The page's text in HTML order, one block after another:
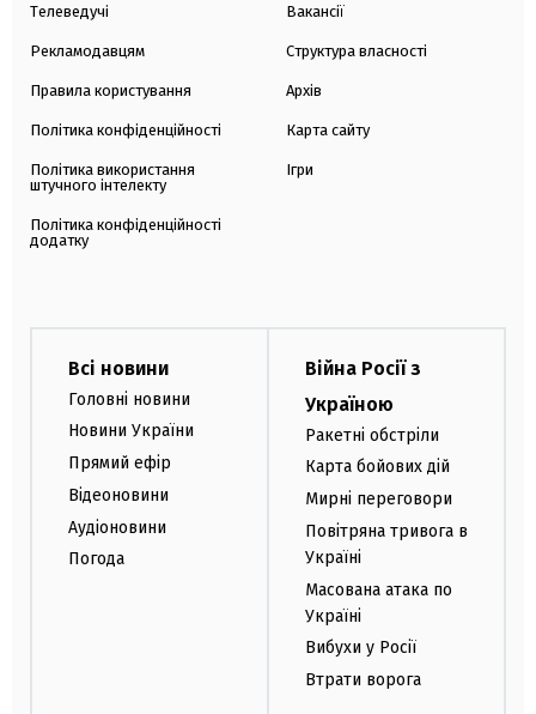
Телеведучі
Рекламодавцям
Правила користування
Політика конфіденційності
Політика використання
штучного інтелекту
Політика конфіденційності
додатку
Вакансії
Структура власності
Архів
Карта сайту
Ігри
Всі новини
Головні новини
Новини України
Прямий ефір
Відеоновини
Аудіоновини
Погода
Війна Росії з
Україною
Ракетні обстріли
Карта бойових дій
Мирні переговори
Повітряна тривога в
Україні
Масована атака по
Україні
Вибухи у Росії
Втрати ворога